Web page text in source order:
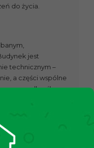
do życia.
jest
technicznym –
a części wspólne
co podkreśla
miejskiej, czynsz